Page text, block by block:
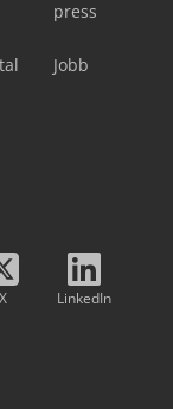
press
Jobb
X LinkedIn